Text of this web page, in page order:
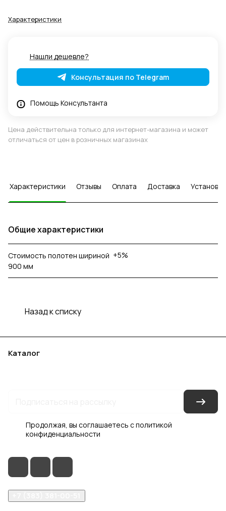
Характеристики
Нашли дешевле?
Консультация по Telegram
Помощь Консультанта
Цена действительна только для интернет-магазина и может
отличаться от цен в розничных магазинах
Характеристики Отзывы Оплата Доставка Установка
Общие характеристики
Стоимость полотен шириной
900 мм
+5%
Назад к списку
Каталог
Продолжая, вы соглашаетесь сполитикой
конфиденциальности